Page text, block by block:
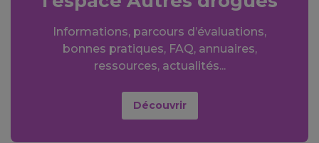
Informations, parcours d’évaluations,
bonnes pratiques, FAQ, annuaires,
ressources, actualités...
Découvrir